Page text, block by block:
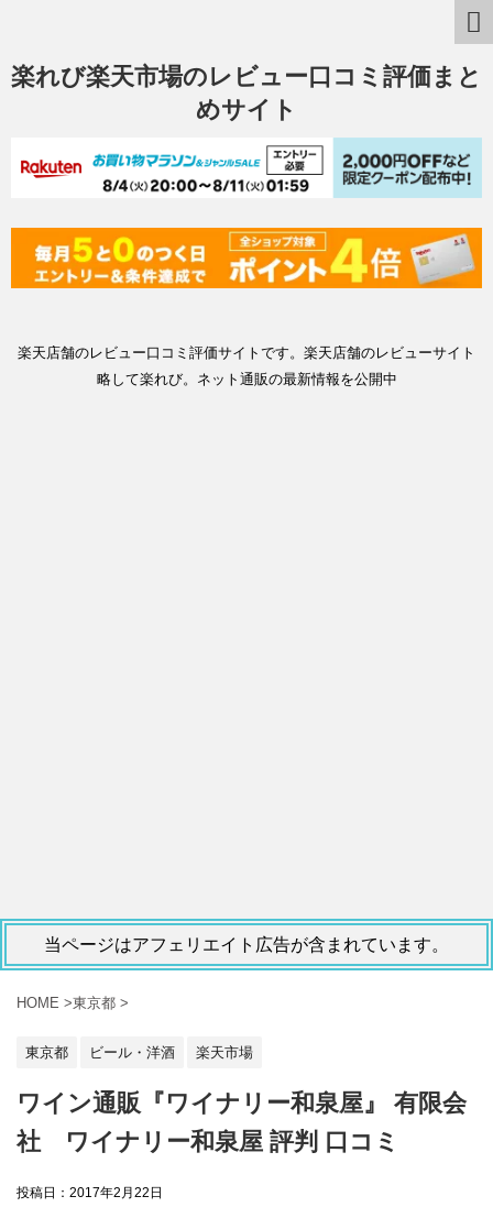
楽れび楽天市場のレビュー口コミ評価まと
めサイト
楽天店舗のレビュー口コミ評価サイトです。楽天店舗のレビューサイト
略して楽れび。ネット通販の最新情報を公開中
当ページはアフェリエイト広告が含まれています。
HOME >東京都 >
東京都 ビール・洋酒 楽天市場
ワイン通販『ワイナリー和泉屋』 有限会
社 ワイナリー和泉屋 評判 口コミ
投稿日： 2017年2月22日